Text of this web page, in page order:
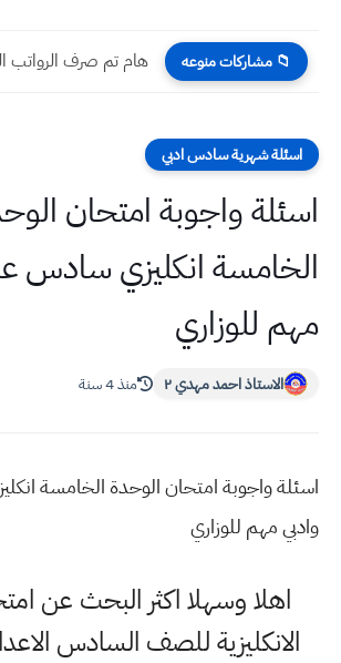
📁 مشاركات منوعه
اسئلة شهرية سادس ادبي
اسئلة واجوبة امتحان
الخامسة انكليزي سادس
مهم للوزاري
الاستاذ احمد مهدي ٢ منذ 4 سنة
اسئلة واجوبة امتحان الوحدة الخامسة
وادبي مهم للوزاري
اهلا وسهلا اكثر البحث عن
الانكليزية للصف السادس